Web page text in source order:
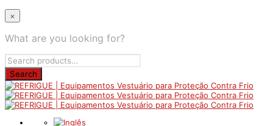
×
What are you looking for?